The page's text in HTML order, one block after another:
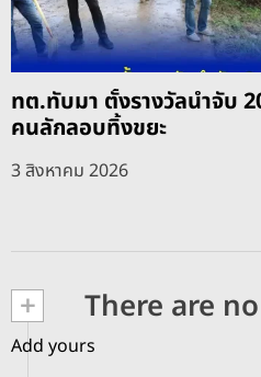
ทต.ทับมา ตั้งรางวัลนำจับ
คนลักลอบทิ้งขยะ
3 สิงหาคม 2026
+ There are
Add yours